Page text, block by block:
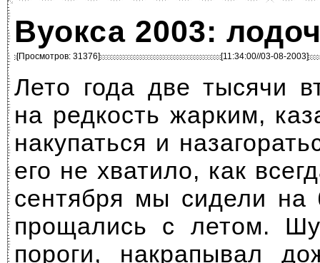
Вуокса 2003:
[Просмотров: 31376] [11:34:00//03-08-2003]
Лето года две тысячи
на редкость жарким,
накупаться и
его не хватило, как
сентября мы сидели на
прощались с летом.
пороги, накрапывал